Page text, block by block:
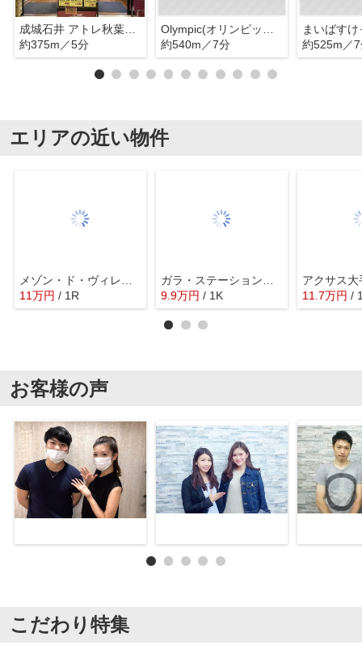
成城石井 アトレ秋葉原1店
約375m／5分
Olympic(オリンピック) 淡路町店
約540m／7分
約525m／
エリアの近い物件
11万円 / 1R
9.9万円 / 1K 11.7万円 /
お客様の声
こだわり特集